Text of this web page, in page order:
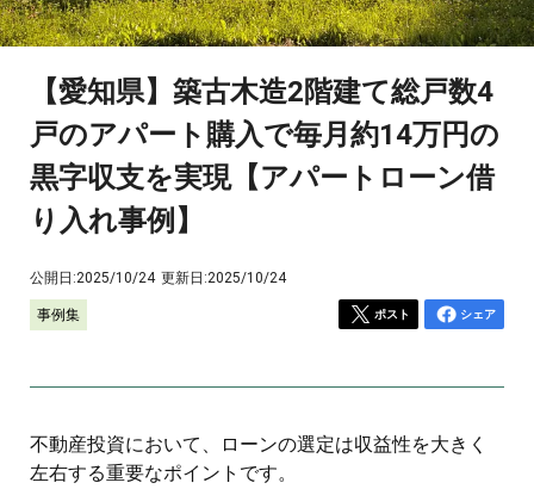
【愛知県】築古木造2階建て総戸数4
戸のアパート購入で毎月約14万円の
黒字収支を実現【アパートローン借
り入れ事例】
公開日:2025/10/24 更新日:2025/10/24
事例集 ポスト シェア
不動産投資において、ローンの選定は収益性を大きく
左右する重要なポイントです。